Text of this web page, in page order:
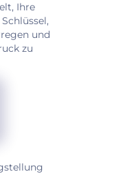
Ihre
und
zu